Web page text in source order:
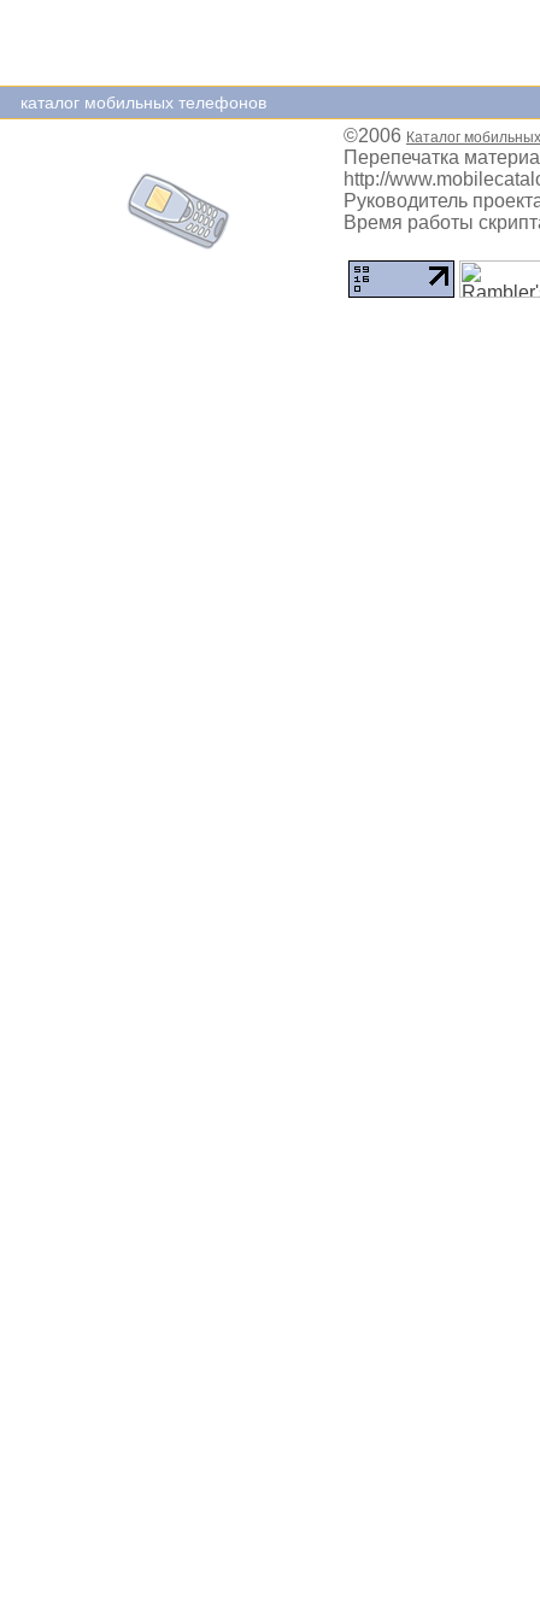
каталог мобильных телефонов
©2006 Каталог
Перепечатка
http://
Руководитель
Время работы